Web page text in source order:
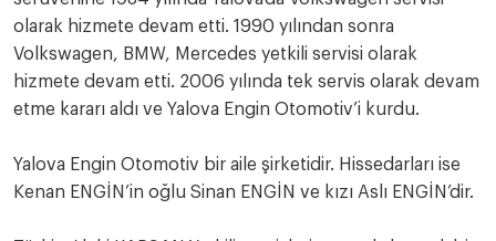
olarak hizmete devam etti. 1990 yılından sonra
Volkswagen, BMW, Mercedes yetkili servisi olarak
hizmete devam etti. 2006 yılında tek servis olarak devam
etme kararı aldı ve Yalova Engin Otomotiv’i kurdu.
Yalova Engin Otomotiv bir aile şirketidir. Hissedarları ise
Kenan ENGİN’in oğlu Sinan ENGİN ve kızı Aslı ENGİN’dir.